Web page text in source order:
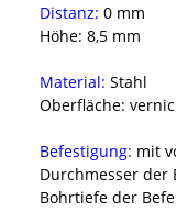
Distanz: 0 mm
Höhe: 8,5 mm
Material: Stahl
Oberfläche:
Befestigung: mit
Durchmesser der
Bohrtiefe der